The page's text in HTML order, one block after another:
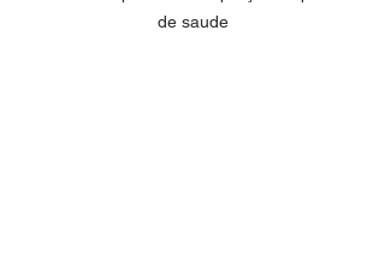
de saude